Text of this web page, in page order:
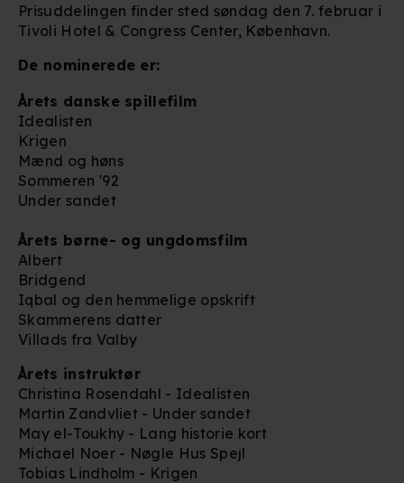
Prisuddelingen finder sted søndag den 7. februar i
Tivoli Hotel & Congress Center, København.
De nominerede er:
Årets danske spillefilm
Idealisten
Krigen
Mænd og høns
Sommeren '92
Under sandet
Årets børne- og ungdomsfilm
Albert
Bridgend
Iqbal og den hemmelige opskrift
Skammerens datter
Villads fra Valby
Årets instruktør
Christina Rosendahl - Idealisten
Martin Zandvliet - Under sandet
May el-Toukhy - Lang historie kort
Michael Noer - Nøgle Hus Spejl
Tobias Lindholm - Krigen